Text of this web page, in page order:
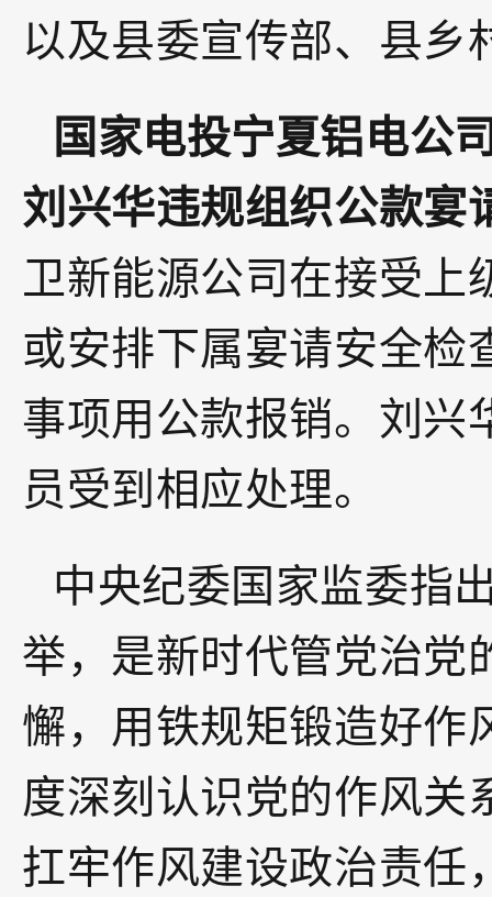
以及县委宣传部、县
国家电投宁夏铝电公
刘兴华违规组织公款宴
卫新能源公司在接受上
或安排下属宴请安全检
事项用公款报销。刘兴
员受到相应处理。
中央纪委国家监委指
举，是新时代管党治党
懈，用铁规矩锻造好作
度深刻认识党的作风关
扛牢作风建设政治责任